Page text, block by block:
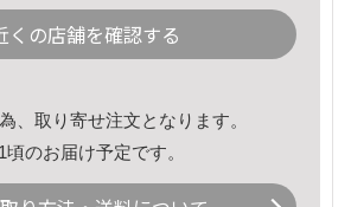
くの店舗を確認する
、取り寄せ注文となります。
頃のお届け予定です。